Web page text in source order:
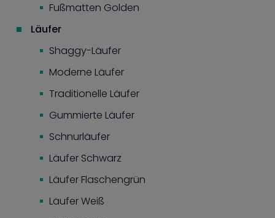
Fußmatten Golden
Läufer
Shaggy-Läufer
Moderne Läufer
Traditionelle Läufer
Gummierte Läufer
Schnurläufer
Läufer Schwarz
Läufer Flaschengrün
Läufer Weiß